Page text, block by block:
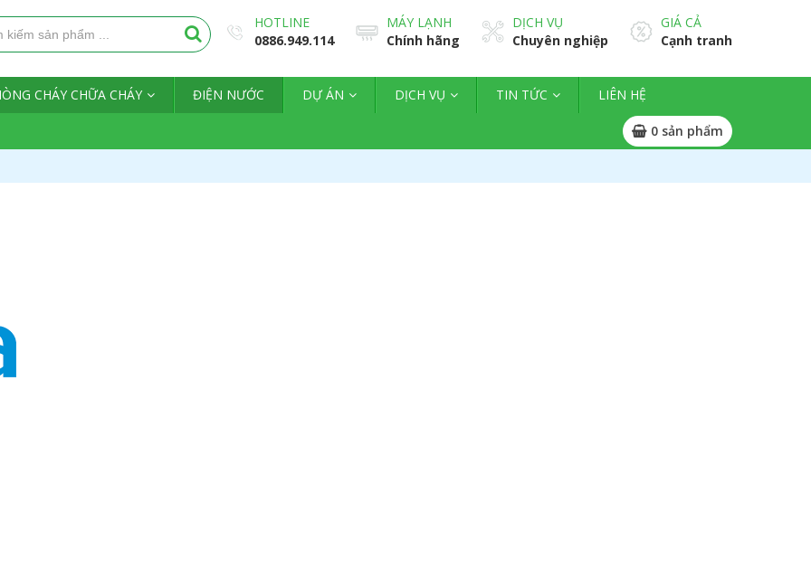
HOTLINE
0886.949.114
MÁY LẠNH
Chính hãng
DỊCH VỤ
Chuyên nghiệp
GIÁ CẢ
Cạnh tranh
CHÁY CHỮA CHÁY ĐIỆN NƯỚC DỰ ÁN DỊCH VỤ TIN TỨC LIÊN HỆ
0 sản phẩm